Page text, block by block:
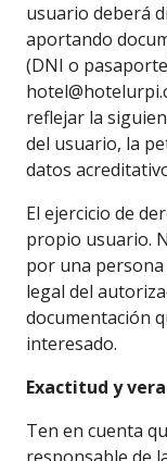
usuario deberá
aportando
(DNI o
reflejar la
del usuario, la
datos
El ejercicio de
propio usuario.
por una
legal del
documentación
interesado.
Exactitud y
Ten en cuenta